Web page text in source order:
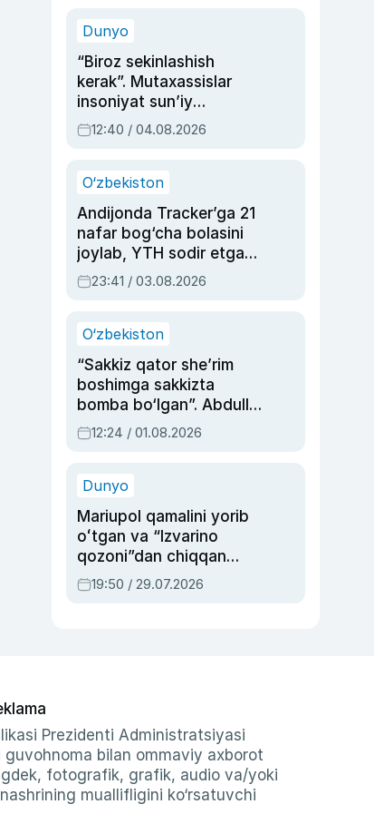
Dunyo
“Biroz sekinlashish
kerak”. Mutaxassislar
insoniyat sun’iy
intellektni boshqara
olmay qolishidan xavotir
12:40 / 04.08.2026
O‘zbekiston
Andijonda Tracker’ga 21
nafar bog‘cha bolasini
joylab, YTH sodir etgan
ayolga sud hukmi o‘qildi
23:41 / 03.08.2026
O‘zbekiston
“Sakkiz qator she’rim
boshimga sakkizta
bomba bo‘lgan”. Abdulla
Oripovni siyosiy
ayblovlardan asrab
12:24 / 01.08.2026
Dunyo
Mariupol qamalini yorib
oʻtgan va “Izvarino
qozoni”dan chiqqan
qahramon — Ukraina
armiyasi bosh
19:50 / 29.07.2026
Prezidenti Administratsiyasi
bilan ommaviy axborot
fotografik, grafik, audio va/yoki
muallifligini ko‘rsatuvchi